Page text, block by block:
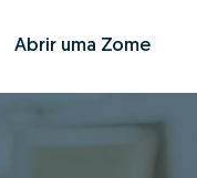
Abrir uma Zome